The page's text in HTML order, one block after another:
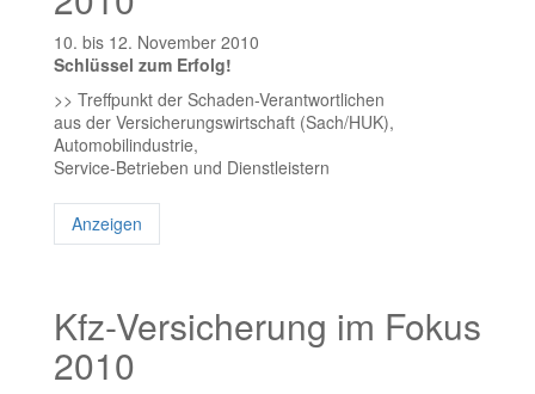
10. bis 12. November 2010
Schlüssel zum Erfolg!
>> Treffpunkt der Schaden-Verantwortlichen
aus der Versicherungswirtschaft (Sach/HUK),
Automobilindustrie,
Service-Betrieben und Dienstleistern
Anzeigen
Kfz-Versicherung im Fokus
2010